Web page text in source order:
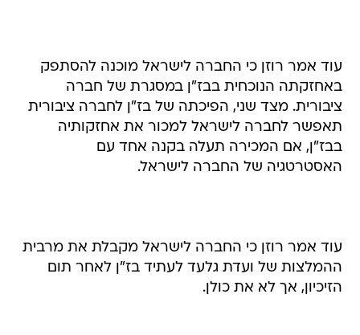
עוד אמר רוזן כי החברה לישראל מוכנה להסתפק
באחזקתה הנוכחית בבז"ן במסגרת של חברה
ציבורית. מצד שני, הפיכתה של בז"ן לחברה ציבורית
תאפשר לחברה לישראל למכור את אחזקותיה
בבז"ן, אם המכירה תעלה בקנה אחד עם
האסטרטגיה של החברה לישראל.
עוד אמר רוזן כי החברה לישראל מקבלת את מרבית
ההמלצות של ועדת גלעד לעתיד בז"ן לאחר תום
הזיכיון, אך לא את כולן.